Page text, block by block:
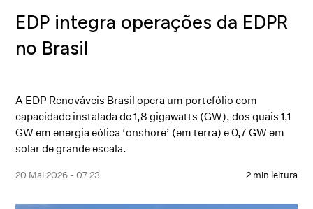
EDP integra operações da EDPR
no Brasil
A EDP Renováveis Brasil opera um portefólio com
capacidade instalada de 1,8 gigawatts (GW), dos quais 1,1
GW em energia eólica ‘onshore’ (em terra) e 0,7 GW em
solar de grande escala.
20 Mai 2026 - 07:23 2 min leitura